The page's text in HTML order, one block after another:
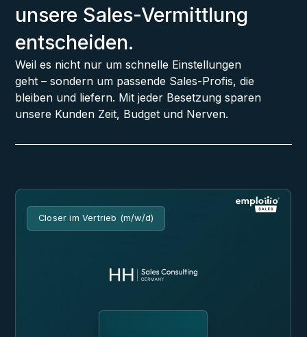
unsere Sales-Vermittlung
entscheiden.
Weil es nicht nur um schnelle Einstellungen
geht – sondern um passende Sales-Profis, die
bleiben und liefern. Mit jeder Besetzung sparen
unsere Kunden Zeit, Budget und Nerven.
Closer im Vertrieb (m/w/d)